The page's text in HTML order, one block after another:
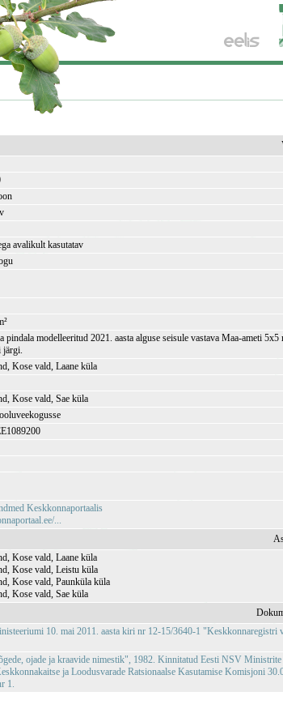
avalikult kasutatav
pindala modelleeritud 2021. aasta alguse seisule vastava Maa-ameti 5x5
järgi.
Kose vald, Laane küla
Kose vald, Sae küla
Keskkonnaportaalis
...
Kose vald, Laane küla
Kose vald, Leistu küla
Kose vald, Paunküla küla
Kose vald, Sae küla
10. mai 2011. aasta kiri nr 12-15/3640-1 "Keskkonnaregistri
ojade ja kraavide nimestik", 1982. Kinnitatud Eesti NSV
ja Loodusvarade Ratsionaalse Kasutamise Komisjoni
1.